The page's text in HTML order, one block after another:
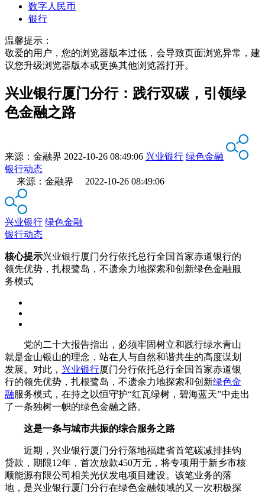
数字人民币
银行
温馨提示：
敬爱的用户，您的浏览器版本过低，会导致页面浏览异常，建
议您升级浏览器版本或更换其他浏览器打开。
兴业银行厦门分行：践行双碳，引领绿
色金融之路
来源： 金融界 2022-10-26 08:49:06 兴业银行 绿色金融
银行动态
来源：金融界 2022-10-26 08:49:06
兴业银行 绿色金融
银行动态
核心提示兴业银行厦门分行依托总行全国首家赤道银行的
领先优势，扎根鹭岛，不遗余力地探索和创新绿色金融服
务模式
党的二十大报告指出，必须牢固树立和践行绿水青山
就是金山银山的理念，站在人与自然和谐共生的高度谋划
发展。对此， 兴业银行厦门分行依托总行全国首家赤道银
行的领先优势，扎根鹭岛，不遗余力地探索和创新绿色金
融服务模式，在持之以恒守护“红瓦绿树，碧海蓝天”中走出
了一条独树一帜的绿色金融之路。
这是一条与城市共振的综合服务之路
近期，兴业银行厦门分行落地福建省首笔碳减排挂钩
贷款，期限12年，首次放款450万元，将专项用于新乡市核
顺能源有限公司相关光伏发电项目建设。该笔业务的落
地，是兴业银行厦门分行在绿色金融领域的又一次积极探